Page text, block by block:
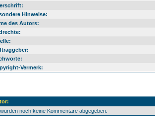
Hinweise:
des Autors:
Vermerk:
noch keine Kommentare abgegeben.